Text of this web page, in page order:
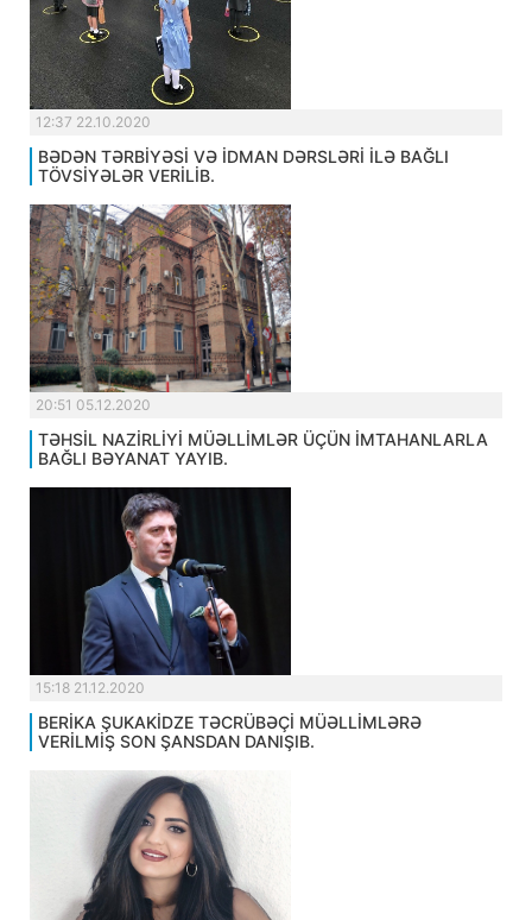
12:37 22.10.2020
BƏDƏN TƏRBİYƏSİ VƏ İDMAN DƏRSLƏRİ İLƏ BAĞLI
TÖVSİYƏLƏR VERİLİB.
20:51 05.12.2020
TƏHSİL NAZİRLİYİ MÜƏLLİMLƏR ÜÇÜN İMTAHANLARLA
BAĞLI BƏYANAT YAYIB.
15:18 21.12.2020
BERİKA ŞUKAKİDZE TƏCRÜBƏÇİ MÜƏLLİMLƏRƏ
VERİLMİŞ SON ŞANSDAN DANIŞIB.